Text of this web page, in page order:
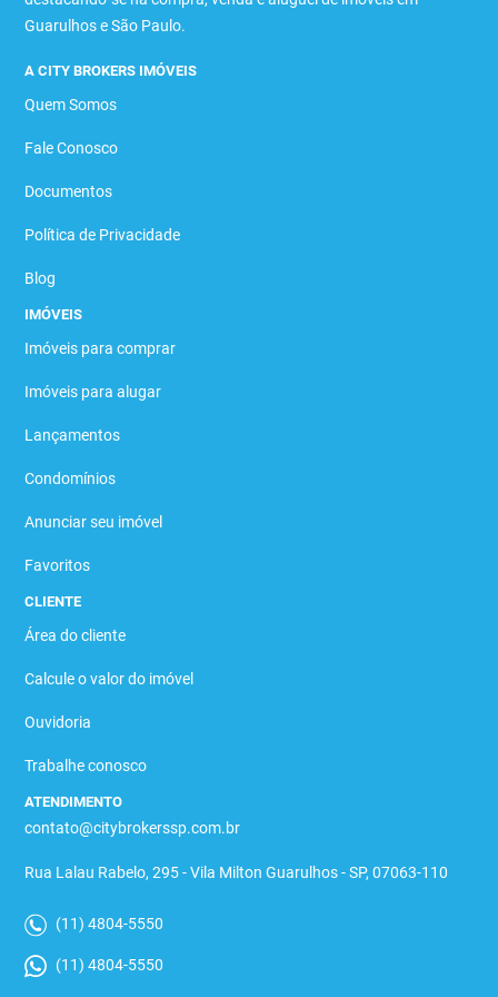
Guarulhos e São Paulo.
A CITY BROKERS IMÓVEIS
Quem Somos
Fale Conosco
Documentos
Política de Privacidade
Blog
IMÓVEIS
Imóveis para comprar
Imóveis para alugar
Lançamentos
Condomínios
Anunciar seu imóvel
Favoritos
CLIENTE
Área do cliente
Calcule o valor do imóvel
Ouvidoria
Trabalhe conosco
ATENDIMENTO
contato@citybrokerssp.com.br
Rua Lalau Rabelo, 295 - Vila Milton Guarulhos - SP, 07063-110
(11) 4804-5550
(11) 4804-5550